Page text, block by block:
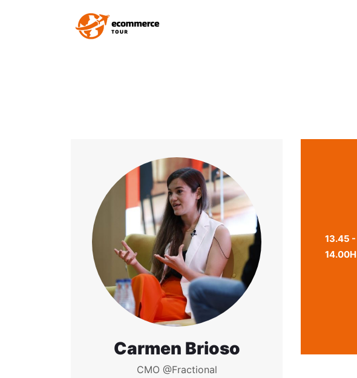
Carmen Brioso
CMO @Fractional
13.45 -
14.00H